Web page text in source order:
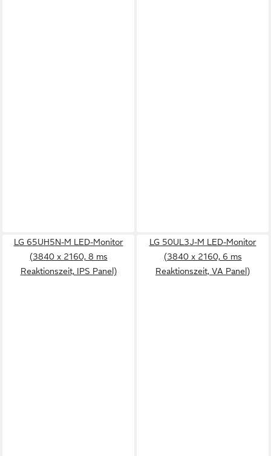
LG 65UH5N-M LED-Monitor
(3840 x 2160, 8 ms
Reaktionszeit, IPS Panel)
LG 50UL3J-M LED-Monitor
(3840 x 2160, 6 ms
Reaktionszeit, VA Panel)